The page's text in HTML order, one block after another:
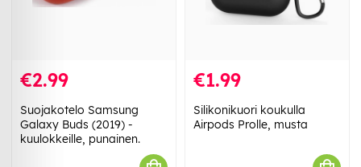
€2.99
Suojakotelo Samsung
Galaxy Buds (2019) -
kuulokkeille, punainen.
€1.99
Silikonikuori koukulla
Airpods Prolle, musta